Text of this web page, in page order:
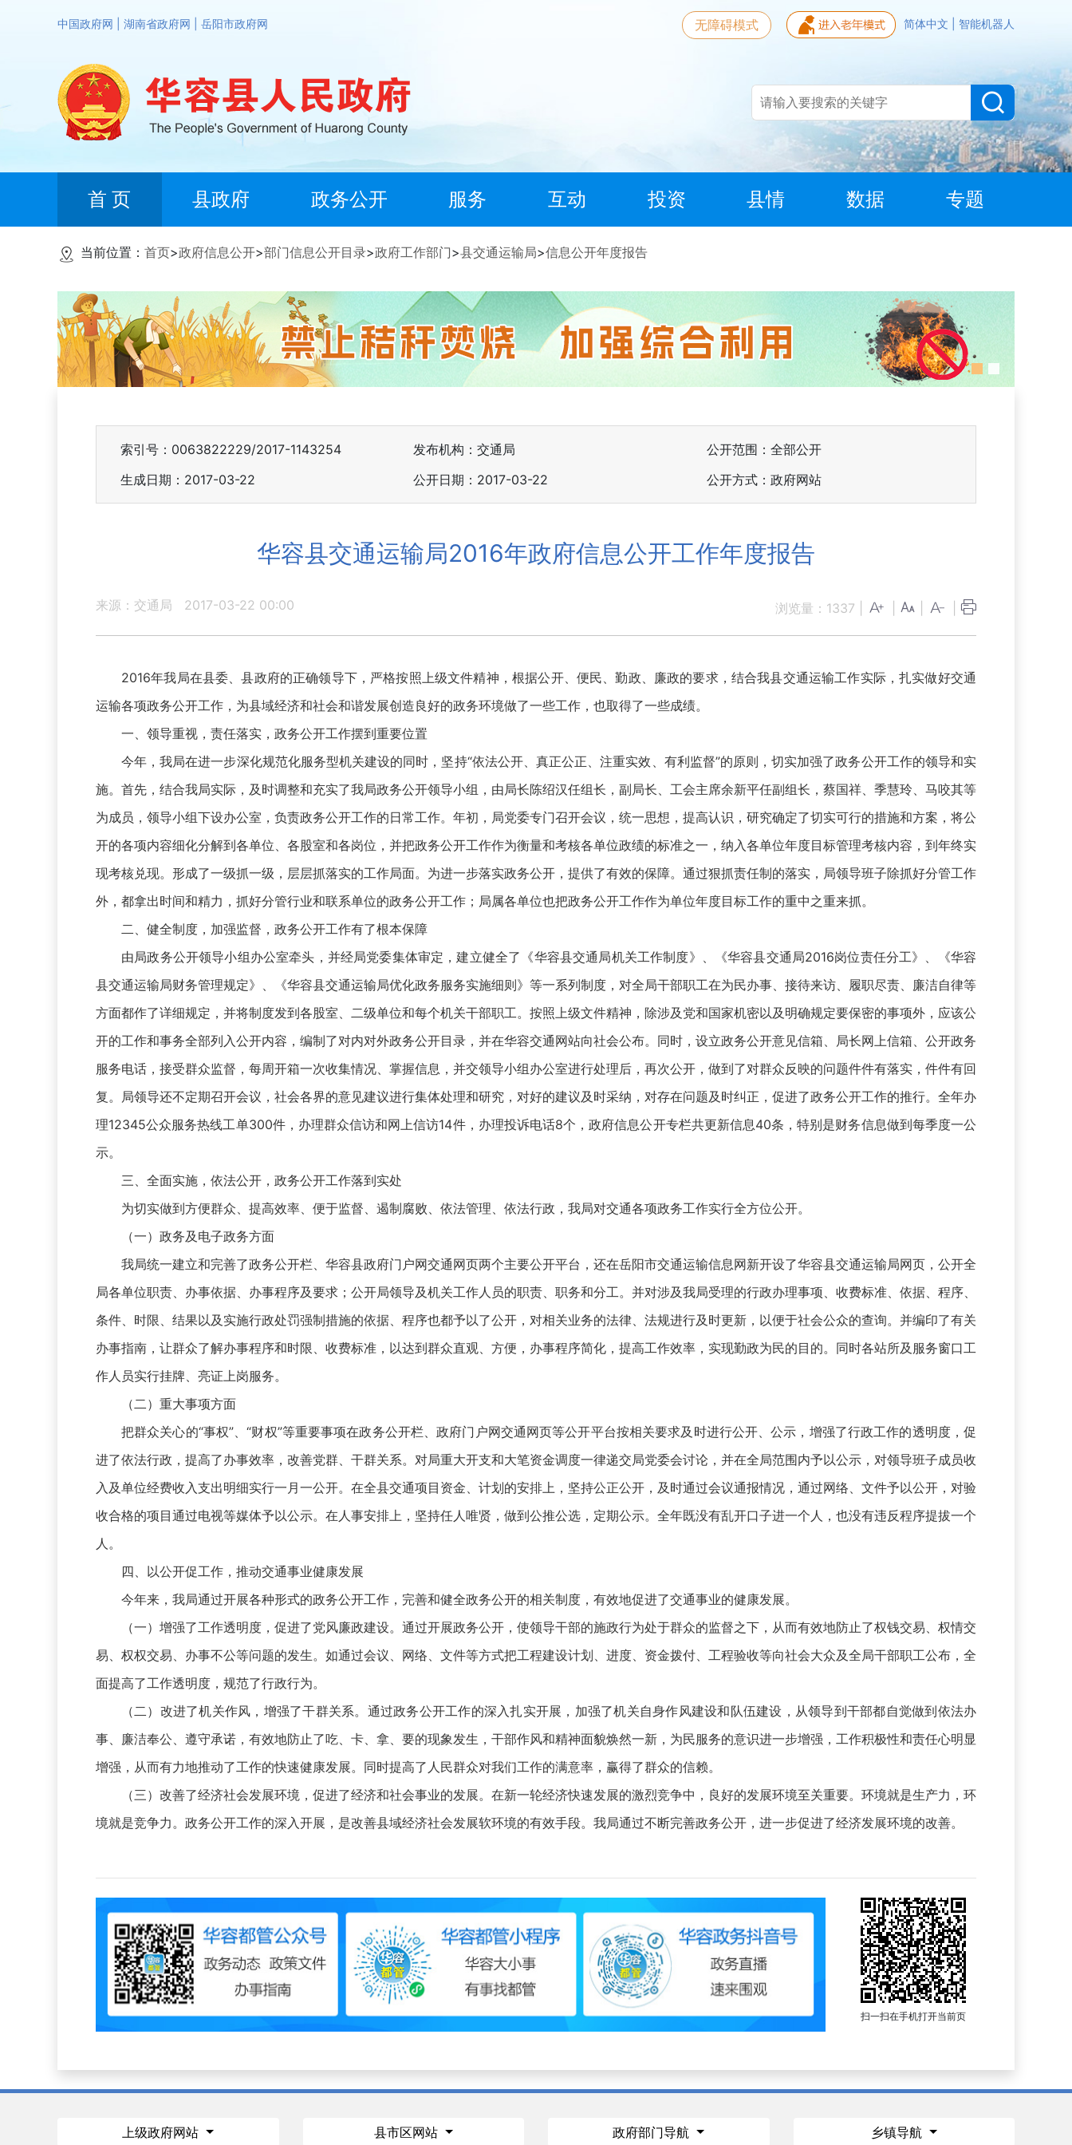
中国政府网 湖南省政府网 岳阳市政府网 简体中文 智能机器人
无障碍模式
首 页 县政府 政务公开 服务 互动 投资 县情 数据 专题
当前位置： 首页>政府信息公开>部门信息公开目录>政府工作部门>县交通运输局>信息公开年度报告
索引号：0063822229/2017-1143254 发布机构：交通局
公开范围：全部公开
生成日期：2017-03-22
公开日期：2017-03-22 公开方式：政府网站
华容县交通运输局2016年政府信息公开工作年度报告
来源：交通局 2017-03-22 00:00 浏览量： 1337
2016年我局在县委、县政府的正确领导下，严格按照上级文件精神，根据公开、便民、勤政、廉政的要求，结合我县交通运输工作实际，扎实做好交通
运输各项政务公开工作，为县域经济和社会和谐发展创造良好的政务环境做了一些工作，也取得了一些成绩。
一、领导重视，责任落实，政务公开工作摆到重要位置
今年，我局在进一步深化规范化服务型机关建设的同时，坚持“依法公开、真正公正、注重实效、有利监督”的原则，切实加强了政务公开工作的领导和实
施。首先，结合我局实际，及时调整和充实了我局政务公开领导小组，由局长陈绍汉任组长，副局长、工会主席余新平任副组长，蔡国祥、季慧玲、马咬其等
为成员，领导小组下设办公室，负责政务公开工作的日常工作。年初，局党委专门召开会议，统一思想，提高认识，研究确定了切实可行的措施和方案，将公
开的各项内容细化分解到各单位、各股室和各岗位，并把政务公开工作作为衡量和考核各单位政绩的标准之一，纳入各单位年度目标管理考核内容，到年终实
现考核兑现。形成了一级抓一级，层层抓落实的工作局面。为进一步落实政务公开，提供了有效的保障。通过狠抓责任制的落实，局领导班子除抓好分管工作
外，都拿出时间和精力，抓好分管行业和联系单位的政务公开工作；局属各单位也把政务公开工作作为单位年度目标工作的重中之重来抓。
二、健全制度，加强监督，政务公开工作有了根本保障
由局政务公开领导小组办公室牵头，并经局党委集体审定，建立健全了《华容县交通局机关工作制度》、《华容县交通局2016岗位责任分工》、《华容
县交通运输局财务管理规定》、《华容县交通运输局优化政务服务实施细则》等一系列制度，对全局干部职工在为民办事、接待来访、履职尽责、廉洁自律等
方面都作了详细规定，并将制度发到各股室、二级单位和每个机关干部职工。按照上级文件精神，除涉及党和国家机密以及明确规定要保密的事项外，应该公
开的工作和事务全部列入公开内容，编制了对内对外政务公开目录，并在华容交通网站向社会公布。同时，设立政务公开意见信箱、局长网上信箱、公开政务
服务电话，接受群众监督，每周开箱一次收集情况、掌握信息，并交领导小组办公室进行处理后，再次公开，做到了对群众反映的问题件件有落实，件件有回
复。局领导还不定期召开会议，社会各界的意见建议进行集体处理和研究，对好的建议及时采纳，对存在问题及时纠正，促进了政务公开工作的推行。全年办
理12345公众服务热线工单300件，办理群众信访和网上信访14件，办理投诉电话8个，政府信息公开专栏共更新信息40条，特别是财务信息做到每季度一公
示。
三、全面实施，依法公开，政务公开工作落到实处
为切实做到方便群众、提高效率、便于监督、遏制腐败、依法管理、依法行政，我局对交通各项政务工作实行全方位公开。
（一）政务及电子政务方面
我局统一建立和完善了政务公开栏、华容县政府门户网交通网页两个主要公开平台，还在岳阳市交通运输信息网新开设了华容县交通运输局网页，公开全
局各单位职责、办事依据、办事程序及要求；公开局领导及机关工作人员的职责、职务和分工。并对涉及我局受理的行政办理事项、收费标准、依据、程序、
条件、时限、结果以及实施行政处罚强制措施的依据、程序也都予以了公开，对相关业务的法律、法规进行及时更新，以便于社会公众的查询。并编印了有关
办事指南，让群众了解办事程序和时限、收费标准，以达到群众直观、方便，办事程序简化，提高工作效率，实现勤政为民的目的。同时各站所及服务窗口工
作人员实行挂牌、亮证上岗服务。
（二）重大事项方面
把群众关心的“事权”、“财权”等重要事项在政务公开栏、政府门户网交通网页等公开平台按相关要求及时进行公开、公示，增强了行政工作的透明度，促
进了依法行政，提高了办事效率，改善党群、干群关系。对局重大开支和大笔资金调度一律递交局党委会讨论，并在全局范围内予以公示，对领导班子成员收
入及单位经费收入支出明细实行一月一公开。在全县交通项目资金、计划的安排上，坚持公正公开，及时通过会议通报情况，通过网络、文件予以公开，对验
收合格的项目通过电视等媒体予以公示。在人事安排上，坚持任人唯贤，做到公推公选，定期公示。全年既没有乱开口子进一个人，也没有违反程序提拔一个
人。
四、以公开促工作，推动交通事业健康发展
今年来，我局通过开展各种形式的政务公开工作，完善和健全政务公开的相关制度，有效地促进了交通事业的健康发展。
（一）增强了工作透明度，促进了党风廉政建设。通过开展政务公开，使领导干部的施政行为处于群众的监督之下，从而有效地防止了权钱交易、权情交
易、权权交易、办事不公等问题的发生。如通过会议、网络、文件等方式把工程建设计划、进度、资金拨付、工程验收等向社会大众及全局干部职工公布，全
面提高了工作透明度，规范了行政行为。
（二）改进了机关作风，增强了干群关系。通过政务公开工作的深入扎实开展，加强了机关自身作风建设和队伍建设，从领导到干部都自觉做到依法办
事、廉洁奉公、遵守承诺，有效地防止了吃、卡、拿、要的现象发生，干部作风和精神面貌焕然一新，为民服务的意识进一步增强，工作积极性和责任心明显
增强，从而有力地推动了工作的快速健康发展。同时提高了人民群众对我们工作的满意率，赢得了群众的信赖。
（三）改善了经济社会发展环境，促进了经济和社会事业的发展。在新一轮经济快速发展的激烈竞争中，良好的发展环境至关重要。环境就是生产力，环
境就是竞争力。政务公开工作的深入开展，是改善县域经济社会发展软环境的有效手段。我局通过不断完善政务公开，进一步促进了经济发展环境的改善。
扫一扫在手机打开当前页
上级政府网站 县市区网站 政府部门导航 乡镇导航